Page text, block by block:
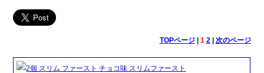
TOPページ| 1 2| 次のページ
2個 スリム ファースト チョコ味 スリムファースト